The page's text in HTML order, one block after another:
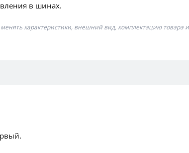
в шинах.
характеристики, внешний вид, комплектацию товара